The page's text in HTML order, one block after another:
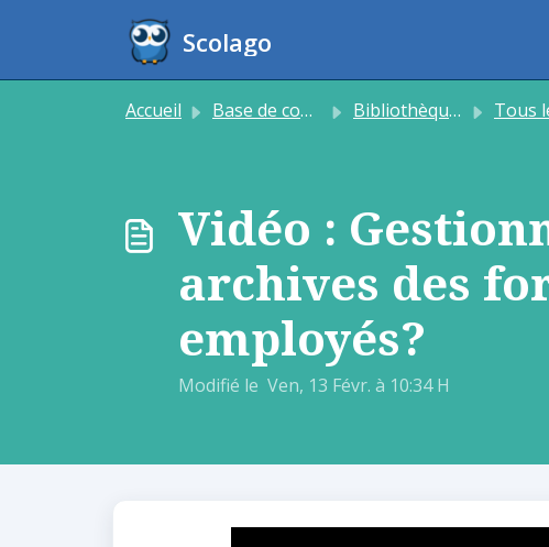
Scolago
Accueil Base de connaissances Bibliothèque média Tous les
Vidéo :
archives des
employés?
Modifié le Ven, 13 Févr. à 10:34 H